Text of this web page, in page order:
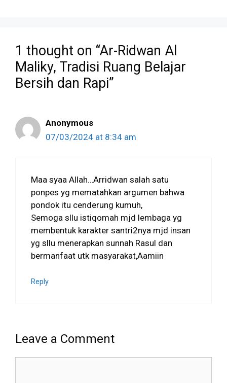
1 thought on “Ar-Ridwan Al
Maliky, Tradisi Ruang Belajar
Bersih dan Rapi”
Anonymous
07/03/2024 at 8:34 am
Maa syaa Allah…Arridwan salah satu
ponpes yg mematahkan argumen bahwa
pondok itu cenderung kumuh,
Semoga sllu istiqomah mjd lembaga yg
membentuk karakter santri2nya mjd insan
yg sllu menerapkan sunnah Rasul dan
bermanfaat utk masyarakat,Aamiin
Reply
Leave a Comment